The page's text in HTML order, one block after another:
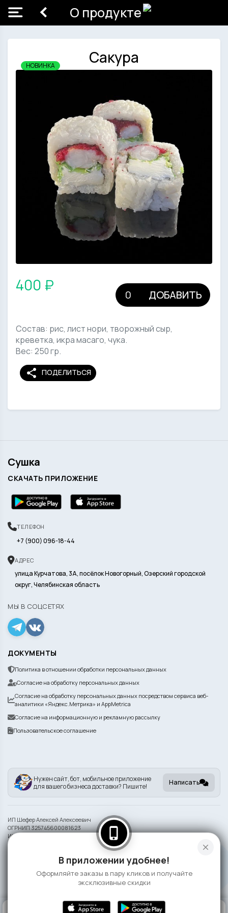
О продукте
Сакура
НОВИНКА
400 ₽
ДОБАВИТЬ
Состав: рис, лист нори, творожный сыр,
креветка, икра масаго, чука.
Вес: 250 гр.
share ПОДЕЛИТЬСЯ
Сушка
СКАЧАТЬ ПРИЛОЖЕНИЕ
ТЕЛЕФОН
+7 (900) 096-18-44
АДРЕС
улица Курчатова, 3А, посёлок Новогорный, Озерский городской
округ, Челябинская область
МЫ В СОЦСЕТЯХ
ДОКУМЕНТЫ
Политика в отношении обработки персональных данных
Согласие на обработку персональных данных
Согласие на обработку персональных данных посредством сервиса веб-
аналитики «Яндекс.Метрика» и AppMetrica
Согласие на информационную и рекламную рассылку
Пользовательское соглашение
Нужен сайт, бот, мобильное приложение
для вашего бизнеса доставки? Пишите!
Написать
ИП Шефер Алексей Алексеевич
ОГРНИП 325745600081623
ИНН 742209932290
Информация на сайте носит справочный характер и не является публичной
2026 Сушка
КОРЗИНА
close
phone_iphone
В приложении удобнее!
Оформляйте заказы в пару кликов и получайте
эксклюзивные скидки